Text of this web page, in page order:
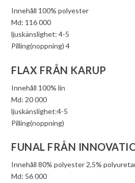
Innehåll 100% polyester
Md: 116 000
ljuskänslighet: 4-5
Pilling(noppning) 4
FLAX FRÅN KARUP
Innehåll 100% lin
Md: 20 000
ljuskänslighet:4-5
Pilling(noppning)
FUNAL FRÅN
Innehåll 80% polyester 2,5%
Md: 56 000